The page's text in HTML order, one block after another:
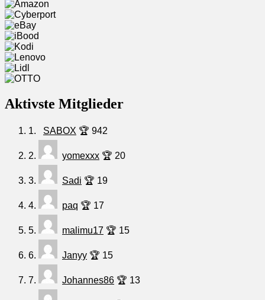
Aktivste Mitglieder
1. SABOX 🏆 942
2. yomexxx 🏆 20
3. Sadi 🏆 19
4. paq 🏆 17
5. malimu17 🏆 15
6. Janyy 🏆 15
7. Johannes86 🏆 13